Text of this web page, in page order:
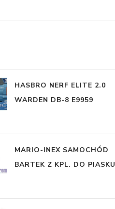
HASBRO NERF ELITE 2.0
WARDEN DB-8 E9959
MARIO-INEX SAMOCHÓD
BARTEK Z KPL. DO PIASKU